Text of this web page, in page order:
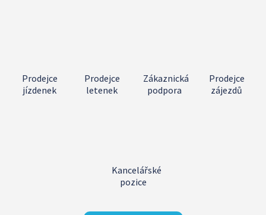
Prodejce
jízdenek
Prodejce
letenek
Zákaznická
podpora
Prodejce
zájezdů
Kancelářské
pozice